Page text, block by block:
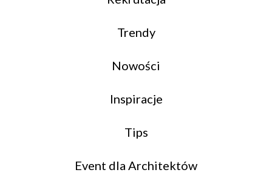
Trendy
Nowości
Inspiracje
Tips
Event dla Architektów